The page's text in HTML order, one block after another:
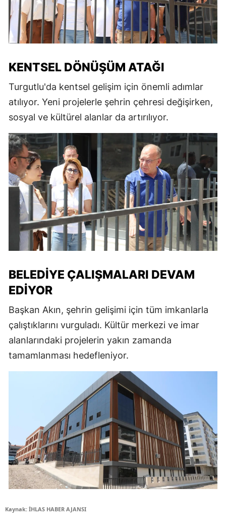
KENTSEL DÖNÜŞÜM ATAĞI
Turgutlu'da kentsel gelişim için önemli adımlar
atılıyor. Yeni projelerle şehrin çehresi değişirken,
sosyal ve kültürel alanlar da artırılıyor.
BELEDIYE ÇALIŞMALARI DEVAM
EDIYOR
Başkan Akın, şehrin gelişimi için tüm imkanlarla
çalıştıklarını vurguladı. Kültür merkezi ve imar
alanlarındaki projelerin yakın zamanda
tamamlanması hedefleniyor.
Kaynak: İHLAS HABER AJANSI